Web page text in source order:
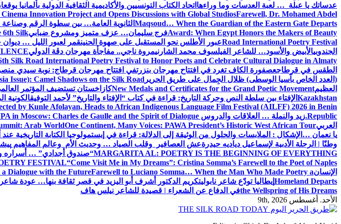
عدساتك يا عبلة … لعبة العدسات وما وراءها اتحاد الكتاب التونسيين والأكاديمية الثقافية الدولية بألمانيا
Innovation Project and Opens Discussions with Global StudiosFarewell, Dr. Mohamed Abdel
Maqsoud… When the Guardian of the Eastern Gate Departs الثانوية العامة… بين سطوة الرقم وصناعة
Award: When Egypt Honors the Makers of Beautyفرج سليمان… عزف متميز ومشروع ضبابي6th Silk
Road International Poetry Festivalعبور الأطلس نحو المستقبل على صهوة الحنينقمر لعبور الليل …
الجندوبيالأبيض والأسود… للشاعر الفيلسوف محمد الشارنيمروة ناجي.. مفاجأة مهرجان دڨة الدولي
Silk Road International Poetry Festival to Honor Poets and Celebrate Cultural Dialogue in Almaty
الطقس في قرطاجعصفورة الكاف تغرد في افتتاح مهرجان بنزرتفي افتتاح مهرجان قرطاج: نوبة سيدي
(العدد الخاص بآسيا الوسطى) ظلال الجِمال على طريق الحرير Issue): Camel Shadows on the Silk Road
العظيمNew Medals and Certificates for the Grand Poetic Movementكازاخستان تستضيف المؤتمر
Kazakhstan الإفتاء بين سلطة النص وحركة التاريخ: قراءة في كتاب “الإفتاء والتاريخ” لأحمد التوفيقالكونية
by Kunle Afolayan, Heads to African Indigenous Language Film Festival (AILFF) 2026 in Benin
Republic. زيد والنملة … العلاقات والدروس in Moscow: Charles de Gaulle and the Spirit of Dialogue
العربي
Arab WorldOne Continent, Many Voices: PAWA President’s Historic West African Tour
يا نعمان …الإشكال : الملابسات والحلول من الوثيقة إلى الدلالة: قراءة في إبستمولوجيا الكتابة التاريخية عند
وطنًا | الرحلة الأدبية لإسماعيل دياديه حيدرةعش العصافير وقلب الصياد … وحديث الأم وعالم المفاهيم
MARGARITA AL: POETRY IS THE BEGINNING OF EVERYTHING“صندوق أجدادي” … أسراره
FESTIVAL“Come Visit Me in My Dreams”: Cristina Somma’s Farewell to the Poet of Naples
الإنسان
Dialogue with the FutureFarewell to Luciano Somma… When the Man Who Made Poetry a
Homeland Departs إيطاليا تودّع شاعر نابوليتكريم الدكتور أشرف أبو اليزيد في قصر ثقافة بنها… عودة شاعر
the Wellspring of His Dreamsفي الدفاع عن الشعراء | قصيدة للشاعر نيلس هاف
الأحد. أغسطس 9th, 2026